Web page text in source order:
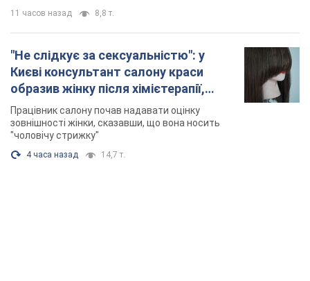
11 часов назад 8,8 т.
"Не слідкує за сексуальністю": у
Києві консультант салону краси
образив жінку після хімієтерапії,
розгорівся скандал. Фото
Працівник салону почав надавати оцінку
зовнішності жінки, сказавши, що вона носить
"чоловічу стрижку"
4 часа назад 14,7 т.